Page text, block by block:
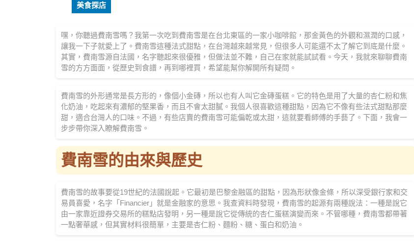
美食探店
嘿，你聽過費南雪嗎？我第一次吃到費南雪是在台北東區的一家小咖啡館，那金黃色的外觀和濕潤的口感，
讓我一下子就愛上了。費南雪這種法式甜點，在台灣越來越常見，但很多人可能還不太了解它到底是什麼。
其實，費南雪源自法國，名字聽起來很優雅，但做法並不難，自己在家就能試試看。今天，我就來聊聊費南
雪的方方面面，從歷史到食譜，再到哪裡買，希望能幫你解開所有疑問。
費南雪的外形通常是長方形的，像個小金磚，所以也有人叫它金磚蛋糕。它的特色是用了大量的杏仁粉和焦
化奶油，吃起來有濃郁的堅果香，而且不會太甜膩。我個人很喜歡這種甜點，因為它不像有些法式甜點那麼
甜，適合台灣人的口味。不過，有些店賣的費南雪可能偏乾或太甜，這就要看師傅的手藝了。下面，我會一
步步帶你深入瞭解費南雪。
費南雪的由來與歷史
費南雪的故事要從19世紀的法國說起。它最初是巴黎金融區的甜點，因為形狀像金條，所以深受銀行家和交
易員喜愛，名字「Financier」就是金融家的意思。我查資料時發現，費南雪的起源有兩種說法：一種是說它
由一家靠近證券交易所的糕點店發明，另一種是說它從傳統的杏仁蛋糕演變而來。不管哪種，費南雪都帶著
一點奢華感，但其實材料很簡單，主要是杏仁粉、麵粉、糖、蛋白和奶油。